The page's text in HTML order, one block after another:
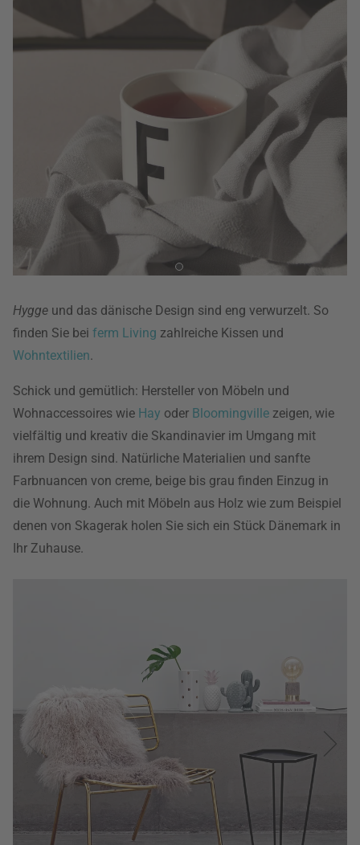
Hygge und das dänische Design sind eng verwurzelt. So
finden Sie bei ferm Living zahlreiche Kissen und
Wohntextilien.
Schick und gemütlich: Hersteller von Möbeln und
Wohnaccessoires wie Hay oder Bloomingville zeigen, wie
vielfältig und kreativ die Skandinavier im Umgang mit
ihrem Design sind. Natürliche Materialien und sanfte
Farbnuancen von creme, beige bis grau finden Einzug in
die Wohnung. Auch mit Möbeln aus Holz wie zum Beispiel
denen von Skagerak holen Sie sich ein Stück Dänemark in
Ihr Zuhause.